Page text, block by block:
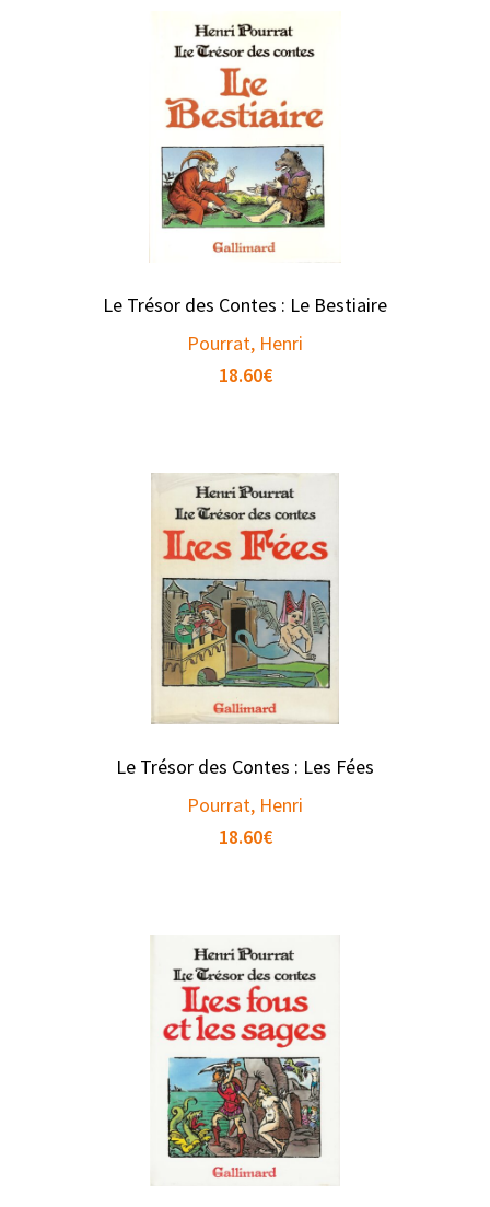
Le Trésor des Contes : Le Bestiaire
Pourrat, Henri
18.60€
Le Trésor des Contes : Les Fées
Pourrat, Henri
18.60€